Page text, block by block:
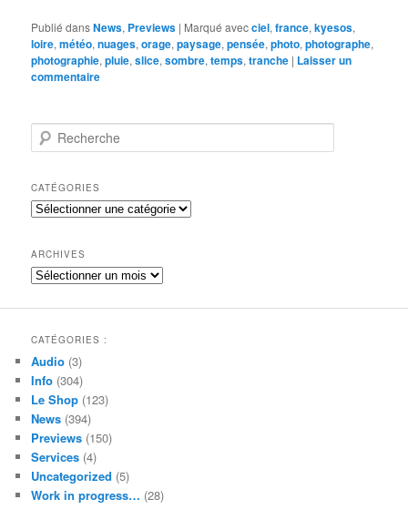
Publié dansNews, Previews | Marqué avecciel,france,kyesos,
loire,météo,nuages,orage,paysage,pensée,photo,photographe,
photographie,pluie,slice,sombre,temps,tranche | Laisser un
commentaire
e
h
e
r
h
e
CATÉGORIES
Catégories
ARCHIVES
Archives
CATÉGORIES :
Audio (3)
Info (304)
Le Shop (123)
News (394)
Previews (150)
Services (4)
Uncategorized (5)
Work in progress… (28)